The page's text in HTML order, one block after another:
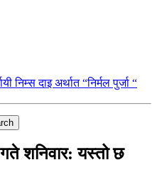
निम्स दाइ अर्थात “निर्मल पुर्जा “
शनिवार: यस्तो छ